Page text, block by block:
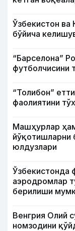
Ўзбекистон ва
бўйича
“Барселона”
футболчисини
“Толибон”
фаолиятини
Машҳурлар
йўқотишларни
юлдузлари
Ўзбекистонда
аэродромлар
берилиши
Венгрия Олий
номзодини